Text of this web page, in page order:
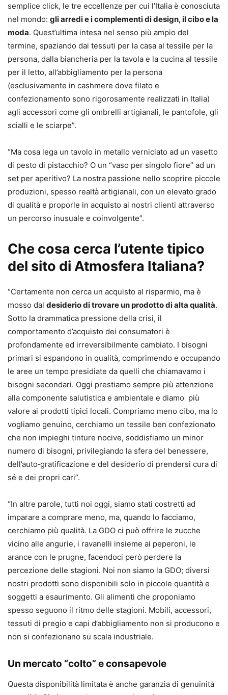
semplice click, le tre eccellenze per cui l’Italia è conosciuta
nel mondo: gli arredi e i complementi di design, il cibo e la
moda. Quest’ultima intesa nel senso più ampio del
termine, spaziando dai tessuti per la casa al tessile per la
persona, dalla biancheria per la tavola e la cucina al tessile
per il letto, all’abbigliamento per la persona
(esclusivamente in cashmere dove filato e
confezionamento sono rigorosamente realizzati in Italia)
agli accessori come gli ombrelli artigianali, le pantofole, gli
scialli e le sciarpe”.
“Ma cosa lega un tavolo in metallo verniciato ad un vasetto
di pesto di pistacchio? O un “vaso per singolo fiore” ad un
set per aperitivo? La nostra passione nello scoprire piccole
produzioni, spesso realtà artigianali, con un elevato grado
di qualità e proporle in acquisto ai nostri clienti attraverso
un percorso inusuale e coinvolgente”.
Che cosa cerca l’utente tipico
del sito di Atmosfera Italiana?
“Certamente non cerca un acquisto al risparmio, ma è
mosso dal desiderio di trovare un prodotto di alta qualità.
Sotto la drammatica pressione della crisi, il
comportamento d’acquisto dei consumatori è
profondamente ed irreversibilmente cambiato. I bisogni
primari si espandono in qualità, comprimendo e occupando
le aree un tempo presidiate da quelli che chiamavamo i
bisogni secondari. Oggi prestiamo sempre più attenzione
alla componente salutistica e ambientale e diamo più
valore ai prodotti tipici locali. Compriamo meno cibo, ma lo
vogliamo genuino, cerchiamo un tessile ben confezionato
che non impieghi tinture nocive, soddisfiamo un minor
numero di bisogni, privilegiando la sfera del benessere,
dell’auto‐gratificazione e del desiderio di prendersi cura di
sé e dei propri cari”.
“In altre parole, tutti noi oggi, siamo stati costretti ad
imparare a comprare meno, ma, quando lo facciamo,
cerchiamo più qualità. La GDO ci può offrire le zucche
vicino alle angurie, i ravanelli insieme ai peperoni, le
arance con le prugne, facendoci però perdere la
percezione delle stagioni. Noi non siamo la GDO; diversi
nostri prodotti sono disponibili solo in piccole quantità e
soggetti a esaurimento. Gli alimenti che proponiamo
spesso seguono il ritmo delle stagioni. Mobili, accessori,
tessuti di pregio e capi d’abbigliamento non si producono e
non si confezionano su scala industriale.
Un mercato “colto” e consapevole
Questa disponibilità limitata è anche garanzia di genuinità